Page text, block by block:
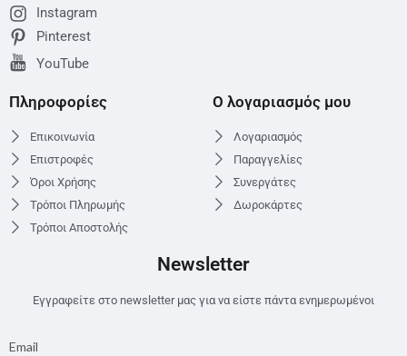
Instagram
Pinterest
YouTube
Πληροφορίες
Επικοινωνία
Επιστροφές
Όροι Χρήσης
Τρόποι Πληρωμής
Τρόποι Αποστολής
Ο λογαριασμός μου
Λογαριασμός
Παραγγελίες
Συνεργάτες
Δωροκάρτες
Newsletter
Εγγραφείτε στο newsletter μας για να είστε πάντα ενημερωμένοι
Email